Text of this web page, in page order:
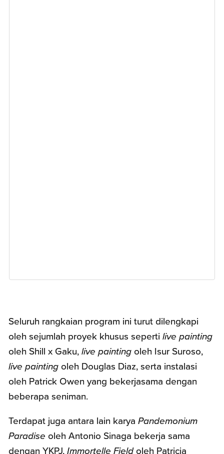
Seluruh rangkaian program ini turut dilengkapi
oleh sejumlah proyek khusus sepertilive painting
oleh Shill x Gaku,live painting oleh Isur Suroso,
live painting oleh Douglas Diaz, serta instalasi
oleh Patrick Owen yang bekerjasama dengan
beberapa seniman.
Terdapat juga antara lain karya Pandemonium
Paradise oleh Antonio Sinaga bekerja sama
dengan YKPJ,Immortelle Fieldoleh Patricia